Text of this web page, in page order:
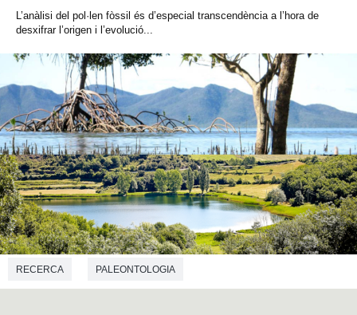
L’anàlisi del pol·len fòssil és d’especial transcendència a l’hora de
desxifrar l’origen i l’evolució...
RECERCA PALEONTOLOGIA